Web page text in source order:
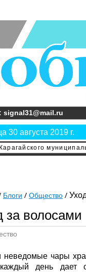
30 августа 2019 г.
signal31@mail.ru
Блоги Общество
за волосами
неведомые чары
день дает